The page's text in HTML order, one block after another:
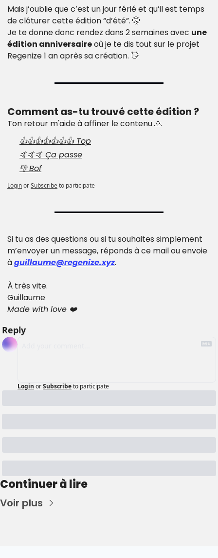
Mais j’oublie que c’est un jour férié et qu’il est temps
de clôturer cette édition “d’été”. 🤫
Je te donne donc rendez dans 2 semaines avec une
édition anniversaire où je te dis tout sur le projet
Regenize 1 an après sa création. 👋
Comment as-tu trouvé cette édition ?
Ton retour m'aide à affiner le contenu 🙏
👍👍👍👍👍👍👍 Top
🤙🤙🤙 Ça passe
👎 Bof
LoginorSubscribeto participate
Si tu as des questions ou si tu souhaites simplement
m’envoyer un message, réponds à ce mail ou envoie
à guillaume@regenize.xyz.
À très vite.
Guillaume
Made with love ❤️
Reply
Login orSubscribeto participate
Continuer à lire
Voir plus